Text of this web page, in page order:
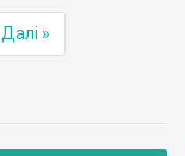
Далі »